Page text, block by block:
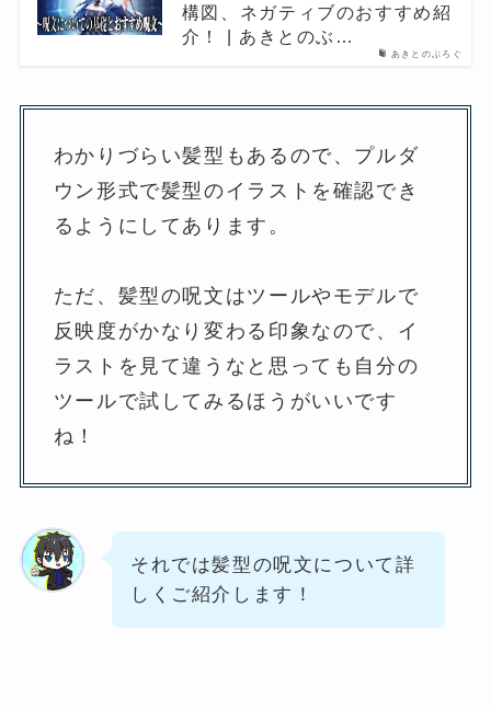
あきとのぶろぐ
構図、ネガティブのおすすめ紹
介！ | あきとのぶ…
わかりづらい髪型もあるので、プルダ
ウン形式で髪型のイラストを確認でき
るようにしてあります。
ただ、髪型の呪文はツールやモデルで
反映度がかなり変わる印象なので、イ
ラストを見て違うなと思っても自分の
ツールで試してみるほうがいいです
ね！
それでは髪型の呪文について詳
しくご紹介します！